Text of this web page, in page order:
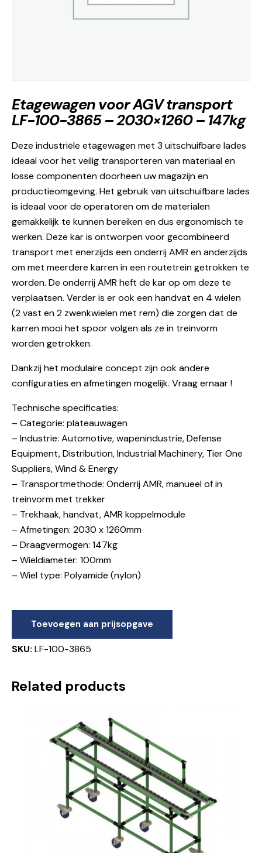
Etagewagen voor AGV transport
LF-100-3865 – 2030×1260 – 147kg
Deze industriële etagewagen met 3 uitschuifbare lades
ideaal voor het veilig transporteren van materiaal en
losse componenten doorheen uw magazijn en
productieomgeving. Het gebruik van uitschuifbare lades
is ideaal voor de operatoren om de materialen
gemakkelijk te kunnen bereiken en dus ergonomisch te
werken. Deze kar is ontworpen voor gecombineerd
transport met enerzijds een onderrij AMR en anderzijds
om met meerdere karren in een routetrein getrokken te
worden. De onderrij AMR heft de kar op om deze te
verplaatsen. Verder is er ook een handvat en 4 wielen
(2 vast en 2 zwenkwielen met rem) die zorgen dat de
karren mooi het spoor volgen als ze in treinvorm
worden getrokken.
Dankzij het modulaire concept zijn ook andere
configuraties en afmetingen mogelijk. Vraag ernaar !
Technische specificaties:
– Categorie: plateauwagen
– Industrie: Automotive, wapenindustrie, Defense
Equipment, Distribution, Industrial Machinery, Tier One
Suppliers, Wind & Energy
– Transportmethode: Onderrij AMR, manueel of in
treinvorm met trekker
– Trekhaak, handvat, AMR koppelmodule
– Afmetingen: 2030 x 1260mm
– Draagvermogen: 147kg
– Wieldiameter: 100mm
– Wiel type: Polyamide (nylon)
Toevoegen aan prijsopgave
SKU: LF-100-3865
Related products